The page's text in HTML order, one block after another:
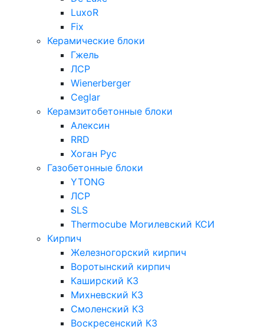
LuxoR
Fix
Керамические блоки
Гжель
ЛСР
Wienerberger
Ceglar
Керамзитобетонные блоки
Алексин
RRD
Хоган Рус
Газобетонные блоки
YTONG
ЛСР
SLS
Thermocube Могилевский КСИ
Кирпич
Железногорский кирпич
Воротынский кирпич
Каширский КЗ
Михневский КЗ
Смоленский КЗ
Воскресенский КЗ